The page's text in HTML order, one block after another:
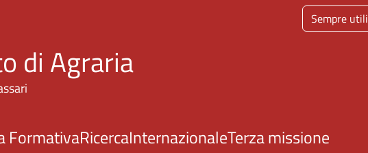
Sempre utili
di Agraria
FormativaRicercaInternazionaleTerza missione